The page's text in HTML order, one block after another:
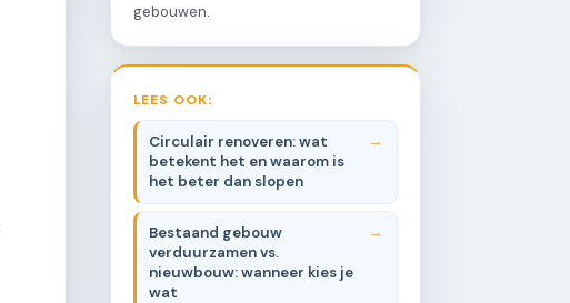
gebouwen.
LEES OOK:
Circulair renoveren: wat
betekent het en waarom is
het beter dan slopen
Bestaand gebouw
verduurzamen vs.
nieuwbouw: wanneer kies je
wat